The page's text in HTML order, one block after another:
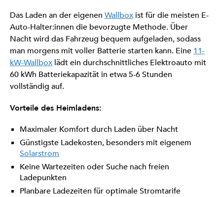
Das Laden an der eigenen Wallbox ist für die meisten E-
Auto-Halter:innen die bevorzugte Methode. Über
Nacht wird das Fahrzeug bequem aufgeladen, sodass
man morgens mit voller Batterie starten kann. Eine 11-
kW-Wallbox lädt ein durchschnittliches Elektroauto mit
60 kWh Batteriekapazität in etwa 5-6 Stunden
vollständig auf.
Vorteile des Heimladens:
Maximaler Komfort durch Laden über Nacht
Günstigste Ladekosten, besonders mit eigenem
Solarstrom
Keine Wartezeiten oder Suche nach freien
Ladepunkten
Planbare Ladezeiten für optimale Stromtarife